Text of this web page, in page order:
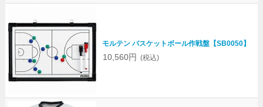
モルテン バスケットボール作戦盤【SB0050】
10,560円 (税込)